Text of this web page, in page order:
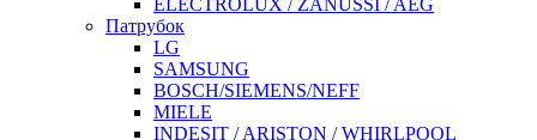
ELECTROLUX / ZANUSSI / AEG
Патрубок
LG
SAMSUNG
BOSCH/SIEMENS/NEFF
MIELE
INDESIT / ARISTON / WHIRLPOOL